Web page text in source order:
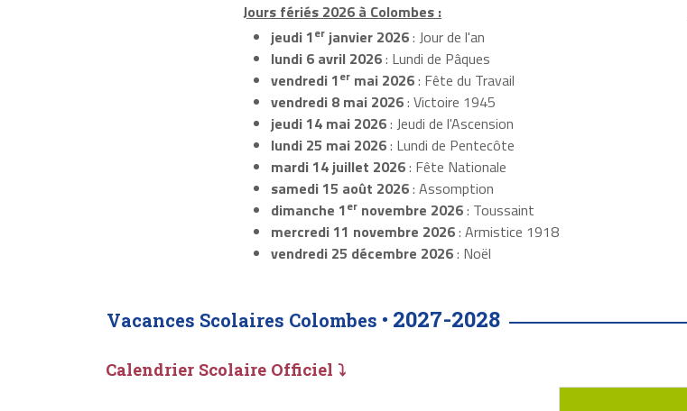
Jours fériés 2026 à Colombes :
jeudi 1erjanvier 2026: Jour de l'an
lundi 6 avril 2026: Lundi de Pâques
vendredi 1ermai 2026: Fête du Travail
vendredi 8 mai 2026: Victoire 1945
jeudi 14 mai 2026: Jeudi de l'Ascension
lundi 25 mai 2026: Lundi de Pentecôte
mardi 14 juillet 2026: Fête Nationale
samedi 15 août 2026: Assomption
dimanche 1ernovembre 2026: Toussaint
mercredi 11 novembre 2026: Armistice 1918
vendredi 25 décembre 2026: Noël
Vacances Scolaires Colombes • 2027-2028
Calendrier Scolaire Officiel ⤵